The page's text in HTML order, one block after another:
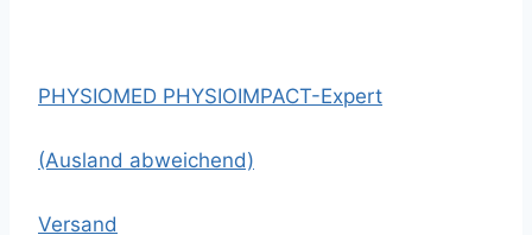
PHYSIOMED PHYSIOIMPACT-Expert
(Ausland abweichend)
Versand